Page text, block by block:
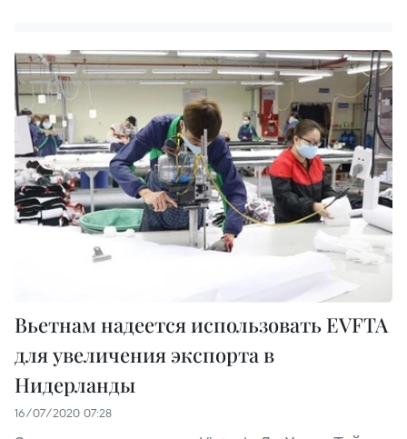
Вьетнам надеется использовать EVFTA
для увеличения экспорта в
Нидерланды
16/07/2020 07:28